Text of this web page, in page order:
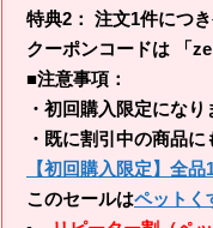
特典2： 注文1件につ
クーポンコードは 「
■注意事項：
・初回購入限定になり
・既に割引中の商品
【初回購入限定】全
このセールはペットく